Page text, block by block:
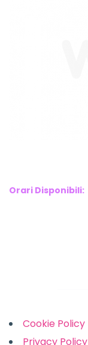
Orari Disponibili:
Cookie Policy
Privacy Policy